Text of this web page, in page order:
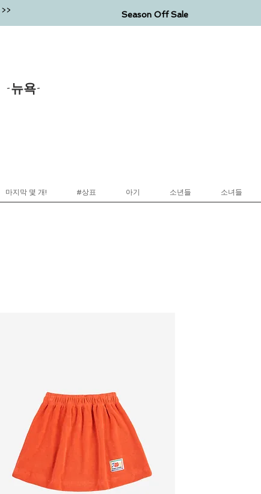
Season Off Sale
-뉴욕-
마지막 몇 개! #상표 아기 소년들 소녀들